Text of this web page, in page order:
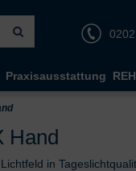
Praxisausstattung
Hand
in